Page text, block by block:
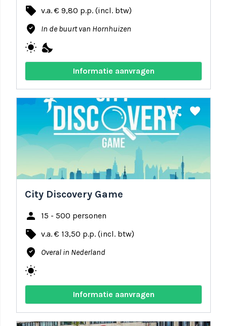
local_offer v.a. € 9,80 p.p. (incl. btw)
where_to_vote In de buurt van Hornhuizen
wb_sunny nights_stay
Informatie aanvragen
share favorite
City Discovery Game
person 15 - 500 personen
local_offer v.a. € 13,50 p.p. (incl. btw)
where_to_vote Overal in Nederland
wb_sunny
Informatie aanvragen